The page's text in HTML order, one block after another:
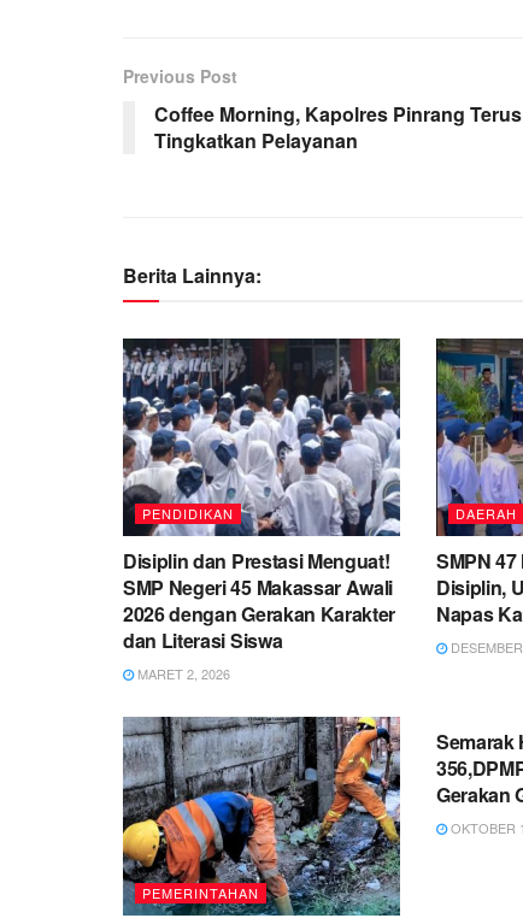
Previous Post
Coffee Morning, Kapolres Pinrang Terus
Tingkatkan Pelayanan
Berita Lainnya:
PENDIDIKAN
Disiplin dan Prestasi Menguat!
SMP Negeri 45 Makassar Awali
2026 dengan Gerakan Karakter
dan Literasi Siswa
MARET 2, 2026
DAERAH
SMPN
Disiplin,
Napas
PEMERINTAHAN
Semarak
Gerakan
OKTOBER